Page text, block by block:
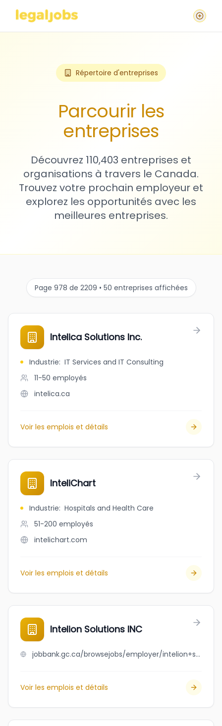
Répertoire d'entreprises
Parcourir les
entreprises
Découvrez 110,403 entreprises et
organisations à travers le Canada.
Trouvez votre prochain employeur et
explorez les opportunités avec les
meilleures entreprises.
Page 978 de 2209 • 50 entreprises affichées
Intelica Solutions Inc.
Industrie: IT Services and IT Consulting
11-50 employés
intelica.ca
Voir les emplois et détails
InteliChart
Industrie: Hospitals and Health Care
51-200 employés
intelichart.com
Voir les emplois et détails
Intelion Solutions INC
jobbank.gc.ca/browsejobs/employer/intelion+solutions+inc/ca
Voir les emplois et détails